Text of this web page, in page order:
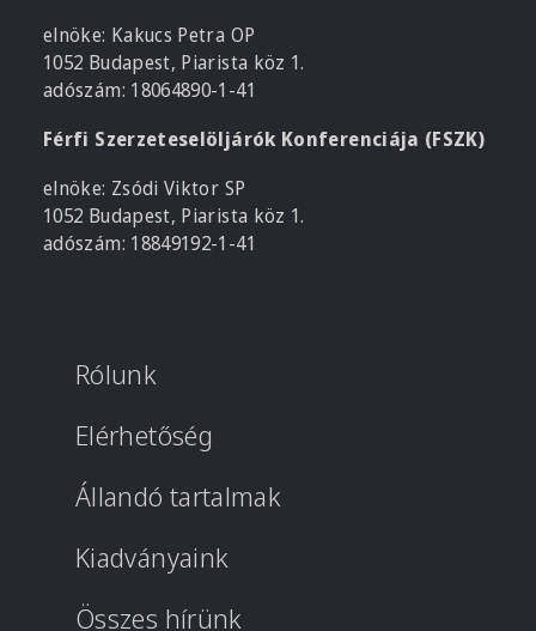
elnöke: Kakucs Petra OP
1052 Budapest, Piarista köz 1.
adószám: 18064890-1-41
Férfi Szerzeteselöljárók Konferenciája (FSZK)
elnöke: Zsódi Viktor SP
1052 Budapest, Piarista köz 1.
adószám: 18849192-1-41
Rólunk
Elérhetőség
Állandó tartalmak
Kiadványaink
Összes hírünk